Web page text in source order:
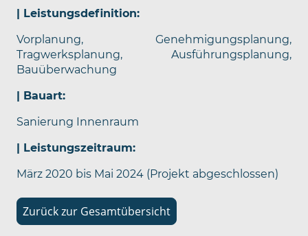
| Leistungsdefinition:
Vorplanung, Genehmigungsplanung,
Tragwerksplanung, Ausführungsplanung,
Bauüberwachung
| Bauart:
Sanierung Innenraum
| Leistungszeitraum:
März 2020 bis Mai 2024 (Projekt abgeschlossen)
Zurück zur Gesamtübersicht